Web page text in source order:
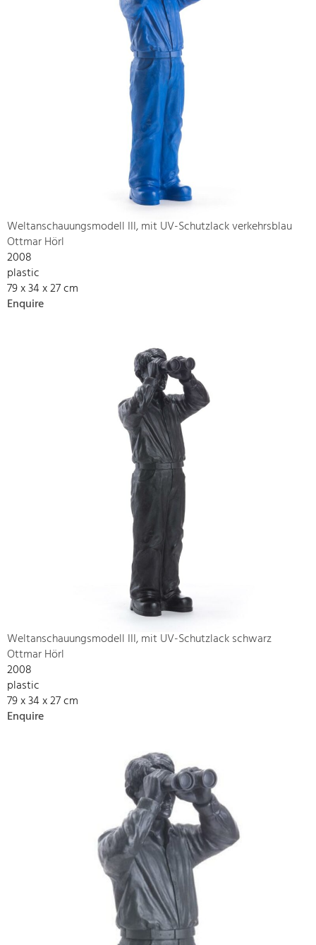
Weltanschauungsmodell III, mit UV-Schutzlack verkehrsblau
Ottmar Hörl
2008
plastic
79 x 34 x 27 cm
Enquire
Weltanschauungsmodell III, mit UV-Schutzlack schwarz
Ottmar Hörl
2008
plastic
79 x 34 x 27 cm
Enquire